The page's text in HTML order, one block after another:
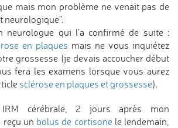
mais mon problème ne venait pas de
neurologique".
neurologue qui l’a confirmé de suite :
en plaques mais ne vous inquiétez
grossesse (je devais accoucher début
fera les examens lorsque vous aurez
sclérose en plaques et grossesse).
cérébrale, 2 jours après mon
reçu un bolus de cortisonele lendemain,